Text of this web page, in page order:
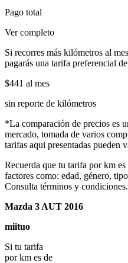
Pago total
Ver completo
Si recorres más kilómetros al
pagarás una tarifa preferencial de
$441 al mes
sin reporte de kilómetros
*La comparación de precios es
mercado, tomada de varios
tarifas aqui presentadas pueden
Recuerda que tu tarifa por km
factores como: edad, género,
Consulta términos y condiciones.
Mazda 3 AUT 2016
miituo
Si tu tarifa
por km es de